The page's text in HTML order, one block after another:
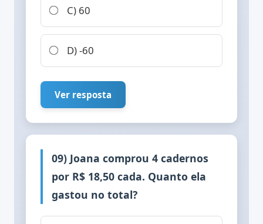
C) 60
D) -60
Ver resposta
09) Joana comprou 4 cadernos
por R$ 18,50 cada. Quanto ela
gastou no total?